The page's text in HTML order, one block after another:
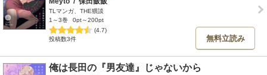
TLマンガ、THE猥談
1～3巻
0pt～200pt
(4.7)
投稿数3件
無料立読み
俺は長田の『男友達』じゃないから